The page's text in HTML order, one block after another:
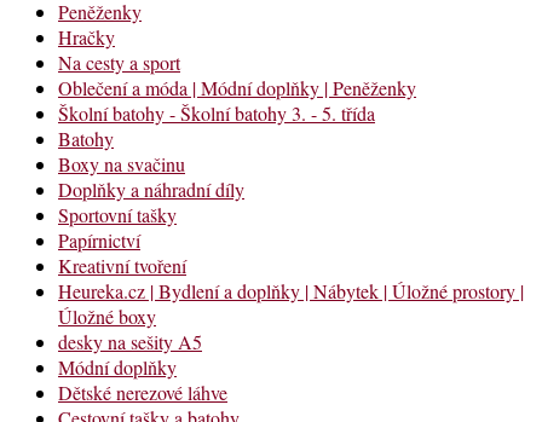
Peněženky
Hračky
Na cesty a sport
Oblečení a móda | Módní doplňky | Peněženky
Školní batohy - Školní batohy 3. - 5. třída
Batohy
Boxy na svačinu
Doplňky a náhradní díly
Sportovní tašky
Papírnictví
Kreativní tvoření
Heureka.cz | Bydlení a doplňky | Nábytek | Úložné prostory |
Úložné boxy
desky na sešity A5
Módní doplňky
Dětské nerezové láhve